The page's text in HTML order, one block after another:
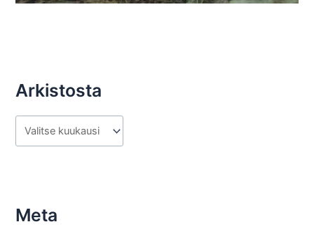
Arkistosta
r
s
Meta